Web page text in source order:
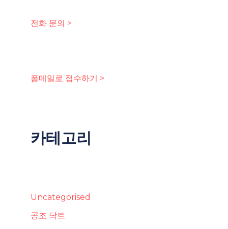
전화 문의 >
폼메일로 접수하기 >
카테고리
Uncategorised
공조 닥트